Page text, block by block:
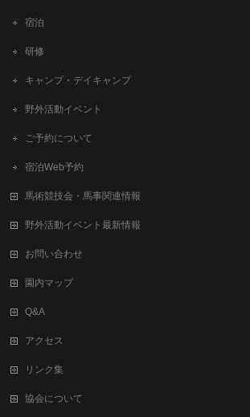
宿泊
研修
キャンプ・デイキャンプ
野外活動イベント
ご予約について
宿泊Web予約
馬術競技会・馬事関連情報
野外活動イベント最新情報
お問い合わせ
園内マップ
Q&A
アクセス
リンク集
協会について